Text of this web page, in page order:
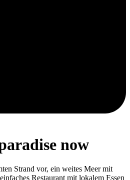
now
Strand vor, ein weites Meer mit
Restaurant mit lokalem Essen